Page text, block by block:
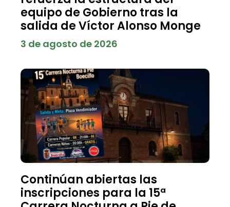
equipo de Gobierno tras la
salida de Víctor Alonso Monge
3 de agosto de 2026
Continúan abiertas las
inscripciones para la 15ª